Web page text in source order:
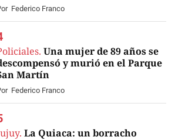
Federico Franco
Una mujer de 89 años se
y murió en el Parque
Martín
Federico Franco
La Quiaca: un borracho